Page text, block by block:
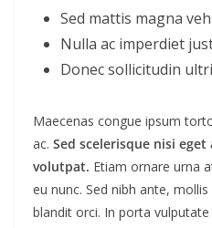
Sed mattis magna
Nulla ac imperdiet
Donec sollicitudin
Maecenas congue ipsum
ac. Sed scelerisque nisi
volutpat. Etiam ornare urna
eu nunc. Sed nibh ante,
blandit orci. In porta